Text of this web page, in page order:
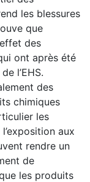
les blessures
que
des
ont après été
l’EHS.
des
chimiques
les
aux
rendre un
de
les produits